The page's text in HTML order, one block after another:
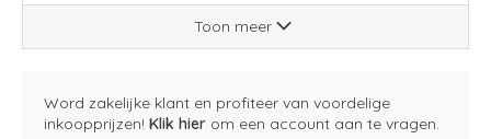
Toon meer
Word zakelijke klant en profiteer van voordelige
inkoopprijzen! Klik hier om een account aan te vragen.